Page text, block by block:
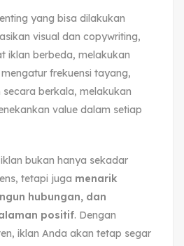
yang bisa dilakukan
visual dan copywriting,
iklan berbeda, melakukan
frekuensi tayang,
berkala, melakukan
value dalam setiap
bukan hanya sekadar
tetapi juga menarik
hubungan, dan
positif. Dengan
iklan Anda akan tetap segar